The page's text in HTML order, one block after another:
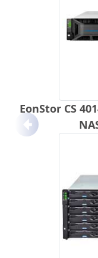
EonStor CS
Anterior